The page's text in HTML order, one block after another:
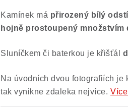
Kamínek má přirozený bílý
hojně prostoupený
Sluníčkem či baterkou je křišťál
Na úvodních dvou fotografiích je
tak vynikne zdaleka nejvíce.